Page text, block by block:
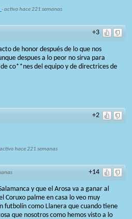
·activo hace 221 semanas
+3
de honor después de lo que nos
despues a lo peor no sirva para
co**nes del equipo y de directrices de
+2
activo hace 221 semanas
+14
y que el Arosa va a ganar al
Coruxo palme en casa lo veo muy
futbolín como Llanera que cuando tiene
que nosotros como hemos visto a lo